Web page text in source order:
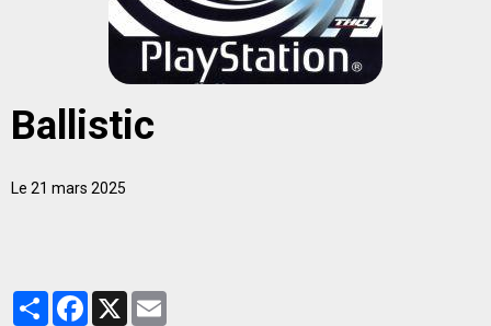
Ballistic
Le 21 mars 2025
PartagerFacebook
X